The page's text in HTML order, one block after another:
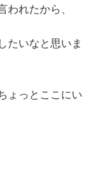
われたから、
たいなと思いま
ょっとここにい